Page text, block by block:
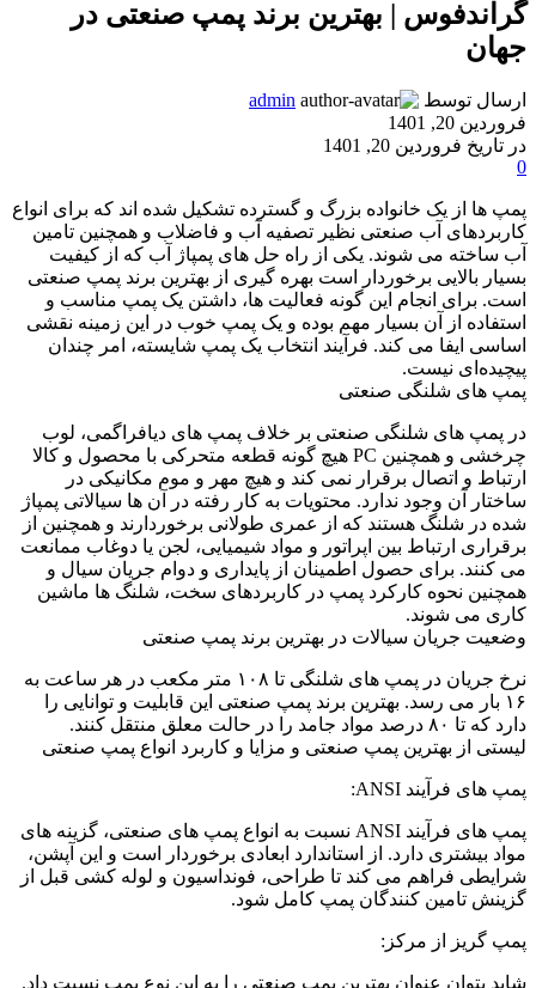
گراندفوس | بهترین برند پمپ صنعتی در
جهان
ارسال توسط
admin
فروردین 20, 1401
در تاریخ فروردین 20, 1401
0
پمپ ها از یک خانواده بزرگ و گسترده تشکیل شده اند که برای انواع
کاربردهای آب صنعتی نظیر تصفیه آب و فاضلاب و همچنین تامین
آب ساخته می شوند. یکی از راه حل های پمپاژ آب که از کیفیت
بسیار بالایی برخوردار است بهره‌ گیری از بهترین برند پمپ صنعتی
است. برای انجام این گونه فعالیت ها، داشتن یک پمپ مناسب و
استفاده از آن بسیار مهم بوده و یک پمپ خوب در این زمینه نقشی
اساسی ایفا می کند. فرآیند انتخاب یک پمپ شایسته، امر چندان
پیچیده‌ای نیست.
پمپ های شلنگی صنعتی
در پمپ های شلنگی صنعتی بر خلاف پمپ های دیافراگمی، لوب
چرخشی و همچنین PC هیچ گونه قطعه متحرکی با محصول و کالا
ارتباط و اتصال برقرار نمی کند و هیچ مهر و موم مکانیکی در
ساختار آن وجود ندارد. محتویات به کار رفته در آن ها سیالاتی پمپاژ
شده در شلنگ هستند که از عمری طولانی برخوردارند و همچنین از
برقراری ارتباط بین اپراتور و مواد شیمیایی، لجن یا دوغاب ممانعت
می کنند. برای حصول اطمینان از پایداری و دوام جریان سیال و
همچنین نحوه کارکرد پمپ در کاربردهای سخت، شلنگ ها ماشین
کاری می شوند.
وضعیت جریان سیالات در بهترین برند پمپ صنعتی
نرخ جریان در پمپ های شلنگی تا ۱۰۸ متر مکعب در هر ساعت به
۱۶ بار می رسد. بهترین برند پمپ صنعتی این قابلیت و توانایی را
دارد که تا ۸۰ درصد مواد جامد را در حالت معلق منتقل کنند.
لیستی از بهترین پمپ صنعتی و مزایا و کاربرد انواع پمپ صنعتی
پمپ های فرآیند ANSI:
پمپ های فرآیند ANSI نسبت به انواع پمپ های صنعتی، گزینه های
مواد بیشتری دارد. از استاندارد ابعادی برخوردار است و این آپشن،
شرایطی فراهم می کند تا طراحی، فونداسیون و لوله کشی قبل از
گزینش تامین کنندگان پمپ کامل شود.
پمپ گریز از مرکز:
شاید بتوان عنوان بهترین پمپ صنعتی را به این نوع پمپ نسبت داد.